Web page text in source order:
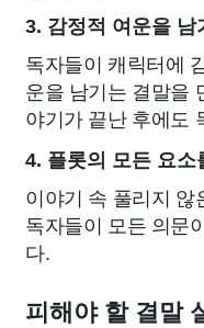
3. 감정적 여운을 남
독자들이 캐릭터에
운을 남기는 결말을
야기가 끝난 후에도
4. 플롯의 모든 요소
이야기 속 풀리지
독자들이 모든 의문
다.
피해야 할 결말